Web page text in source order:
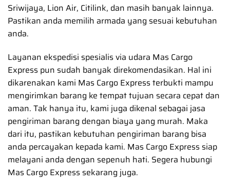
Sriwijaya, Lion Air, Citilink, dan masih banyak lainnya.
Pastikan anda memilih armada yang sesuai kebutuhan
anda.
Layanan ekspedisi spesialis via udara Mas Cargo
Express pun sudah banyak direkomendasikan. Hal ini
dikarenakan kami Mas Cargo Express terbukti mampu
mengirimkan barang ke tempat tujuan secara cepat dan
aman. Tak hanya itu, kami juga dikenal sebagai jasa
pengiriman barang dengan biaya yang murah. Maka
dari itu, pastikan kebutuhan pengiriman barang bisa
anda percayakan kepada kami. Mas Cargo Express siap
melayani anda dengan sepenuh hati. Segera hubungi
Mas Cargo Express sekarang juga.